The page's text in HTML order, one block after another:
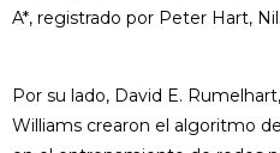
A*, registrado por Peter Hart,
Por su lado, David E.
Williams crearon el algoritmo